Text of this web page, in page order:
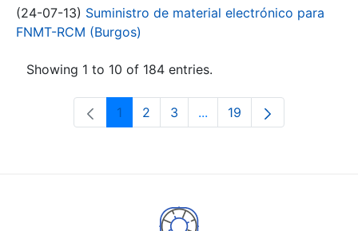
(24-07-13) Suministro de material electrónico para
FNMT-RCM (Burgos)
Showing 1 to 10 of 184 entries.
Page
1 Page
2 Page
3 ...Intermediate Pages Use
Page
19